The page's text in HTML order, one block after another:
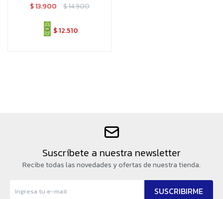
$13.900 $14.900
$12.510
Suscríbete a nuestra newsletter
Recibe todas las novedades y ofertas de nuestra tienda.
SUSCRIBIRME